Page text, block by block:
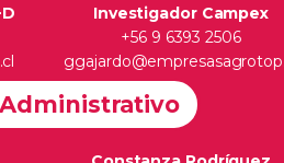
Investigador Campex
+56 9 6393 2506